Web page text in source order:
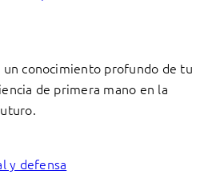
un conocimiento profundo de tu
de primera mano en la
y defensa